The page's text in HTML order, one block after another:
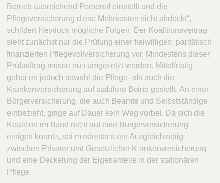
Betrieb ausreichend Personal einstellt und die
Pflegeversicherung diese Mehrkosten nicht abdeckt“,
schildert Heyduck mögliche Folgen. Der Koalitionsvertrag
sieht zunächst nur die Prüfung einer freiwilligen, paritätisch
finanzierten Pflegevollversicherung vor. Mindestens dieser
Prüfauftrag müsse nun umgesetzt werden. Mittelfristig
gehörten jedoch sowohl die Pflege- als auch die
Krankenversicherung auf stabilere Beine gestellt. An einer
Bürgerversicherung, die auch Beamte und Selbstständige
einbezieht, ginge auf Dauer kein Weg vorbei. Da sich die
Koalition im Bund nicht auf eine Bürgerversicherung
einigen konnte, sei mindestens ein Ausgleich nötig
zwischen Privater und Gesetzlicher Krankenversicherung –
und eine Deckelung der Eigenanteile in der stationären
Pflege.